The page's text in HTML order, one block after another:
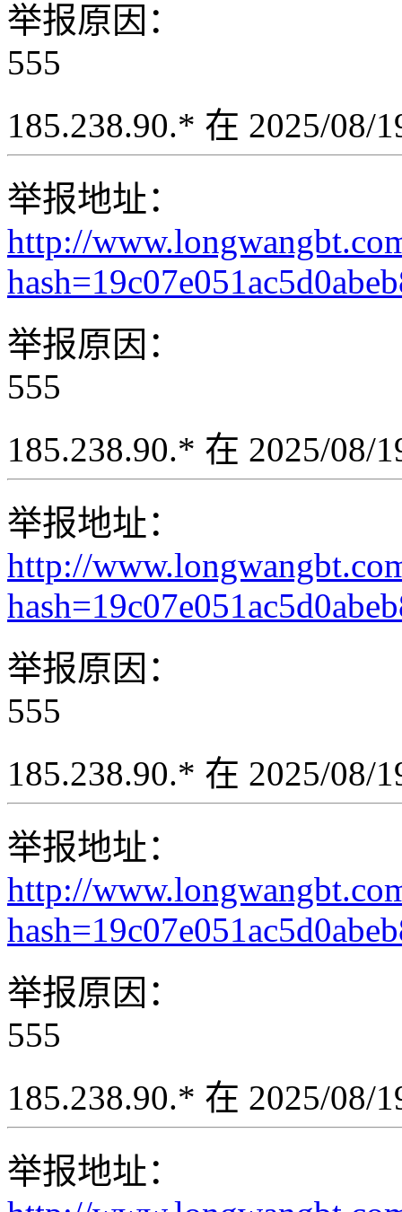
举报原因：
555
185.238.90.* 在 2025/08/
举报地址：
http://
举报原因：
555
185.238.90.* 在 2025/08/
举报地址：
http://
举报原因：
555
185.238.90.* 在 2025/08/
举报地址：
http://
举报原因：
555
185.238.90.* 在 2025/08/
举报地址：